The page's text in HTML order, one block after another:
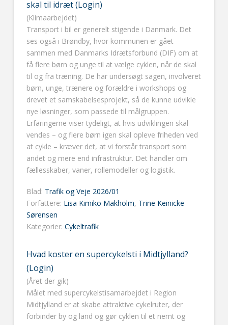
skal til idræt (Login)
(Klimaarbejdet)
Transport i bil er generelt stigende i Danmark. Det
ses også i Brøndby, hvor kommunen er gået
sammen med Danmarks Idrætsforbund (DIF) om at
få flere børn og unge til at vælge cyklen, når de skal
til og fra træning. De har undersøgt sagen, involveret
børn, unge, trænere og forældre i workshops og
drevet et samskabelsesprojekt, så de kunne udvikle
nye løsninger, som passede til målgruppen.
Erfaringerne viser tydeligt, at hvis udviklingen skal
vendes – og flere børn igen skal opleve friheden ved
at cykle – kræver det, at vi forstår transport som
andet og mere end infrastruktur. Det handler om
fællesskaber, vaner, rollemodeller og logistik.
Blad: Trafik og Veje 2026/01
Forfattere: Lisa Kimiko Makholm, Trine Keinicke
Sørensen
Kategorier: Cykeltrafik
Hvad koster en supercykelsti i Midtjylland?
(Login)
(Året der gik)
Målet med supercykelstisamarbejdet i Region
Midtjylland er at skabe attraktive cykelruter, der
forbinder by og land og gør cyklen til et nemt og